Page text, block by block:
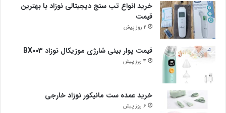
خرید انواع تب سنج دیجیتالی نوزاد با بهترین
قیمت
2 روز پیش
قیمت پوار بینی شارژی موزیکال نوزاد BX003
4 روز پیش
خرید عمده ست مانیکور نوزاد خارجی
6 روز پیش